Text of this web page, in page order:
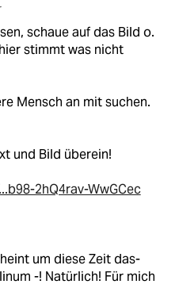
schaue auf das Bild o.
stimmt was nicht
Mensch an mit suchen.
und Bild überein!
2hQ4rav-WwGCec
um diese Zeit das-
-! Natürlich! Für mich